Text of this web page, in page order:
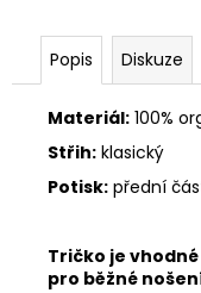
Popis Diskuze
Materiál: 100%
Střih: klasický
Potisk: přední
Tričko je
pro běžné